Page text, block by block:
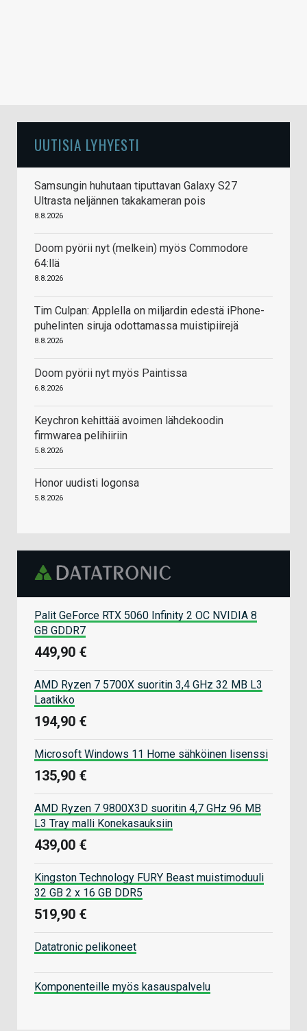
UUTISIA LYHYESTI
Samsungin huhutaan tiputtavan Galaxy S27
Ultrasta neljännen takakameran pois
8.8.2026
Doom pyörii nyt (melkein) myös Commodore
64:llä
8.8.2026
Tim Culpan: Applella on miljardin edestä iPhone-
puhelinten siruja odottamassa muistipiirejä
8.8.2026
Doom pyörii nyt myös Paintissa
6.8.2026
Keychron kehittää avoimen lähdekoodin
firmwarea pelihiiriin
5.8.2026
Honor uudisti logonsa
5.8.2026
Palit GeForce RTX 5060 Infinity 2 OC NVIDIA 8
GB GDDR7
449,90 €
AMD Ryzen 7 5700X suoritin 3,4 GHz 32 MB L3
Laatikko
194,90 €
Microsoft Windows 11 Home sähköinen lisenssi
135,90 €
AMD Ryzen 7 9800X3D suoritin 4,7 GHz 96 MB
L3 Tray malli Konekasauksiin
439,00 €
Kingston Technology FURY Beast muistimoduuli
32 GB 2 x 16 GB DDR5
519,90 €
Datatronic pelikoneet
Komponenteille myös kasauspalvelu